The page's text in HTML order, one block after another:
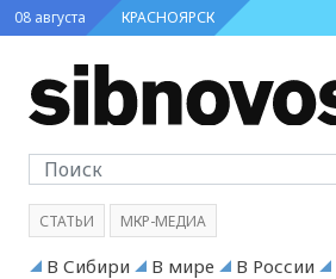
08 августа КРАСНОЯРСК
СТАТЬИ МКР-МЕДИА
В Сибири В мире В России